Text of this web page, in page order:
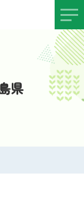
県